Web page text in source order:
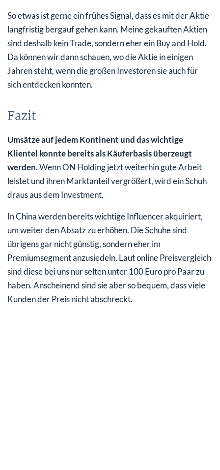
So etwas ist gerne ein frühes Signal, dass es mit der Aktie
langfristig bergauf gehen kann. Meine gekauften Aktien
sind deshalb kein Trade, sondern eher ein Buy and Hold.
Da können wir dann schauen, wo die Aktie in einigen
Jahren steht, wenn die großen Investoren sie auch für
sich entdecken konnten.
Fazit
Umsätze auf jedem Kontinent und das wichtige
Klientel konnte bereits als Käuferbasis überzeugt
werden.Wenn ON Holding jetzt weiterhin gute Arbeit
leistet und ihren Marktanteil vergrößert, wird ein Schuh
draus aus dem Investment.
In China werden bereits wichtige Influencer akquiriert,
um weiter den Absatz zu erhöhen. Die Schuhe sind
übrigens gar nicht günstig, sondern eher im
Premiumsegment anzusiedeln. Laut online Preisvergleich
sind diese bei uns nur selten unter 100 Euro pro Paar zu
haben. Anscheinend sind sie aber so bequem, dass viele
Kunden der Preis nicht abschreckt.